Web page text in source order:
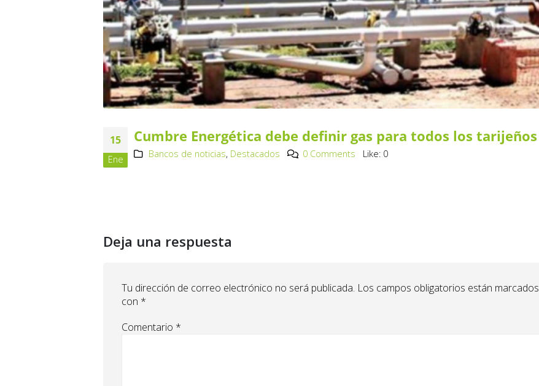
15
Ene
Cumbre Energética debe definir gas para todos los tarijeños
Bancos de noticias, Destacados 0 Comments Like: 0
Deja una respuesta
Tu dirección de correo electrónico no será publicada. Los campos obligatorios están marcados
con *
Comentario *